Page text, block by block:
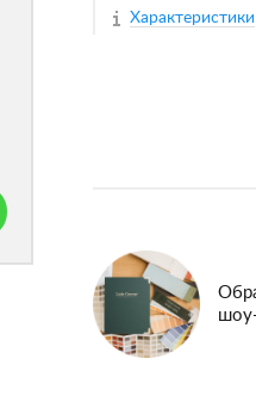
Характеристики